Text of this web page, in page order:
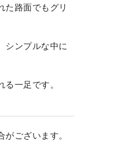
た路面でもグリ
シンプルな中に
一足です。
ございます。